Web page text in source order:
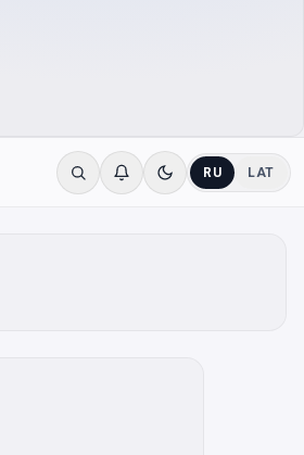
RU LAT